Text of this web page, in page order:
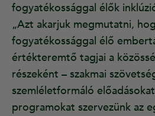
fogyatékossággal élők
„Azt akarjuk megmutatni,
fogyatékossággal élő
értékteremtő tagjai a
részeként – szakmai
szemléletformáló
programokat szervezünk az